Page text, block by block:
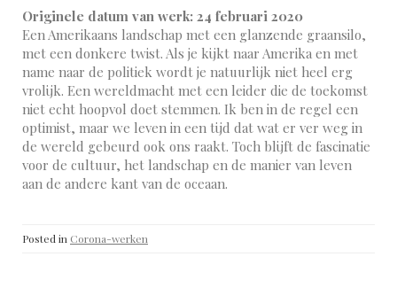
Originele datum van werk: 24 februari 2020
Een Amerikaans landschap met een glanzende graansilo,
met een donkere twist. Als je kijkt naar Amerika en met
name naar de politiek wordt je natuurlijk niet heel erg
vrolijk. Een wereldmacht met een leider die de toekomst
niet echt hoopvol doet stemmen. Ik ben in de regel een
optimist, maar we leven in een tijd dat wat er ver weg in
de wereld gebeurd ook ons raakt. Toch blijft de fascinatie
voor de cultuur, het landschap en de manier van leven
aan de andere kant van de oceaan.
Posted in Corona-werken